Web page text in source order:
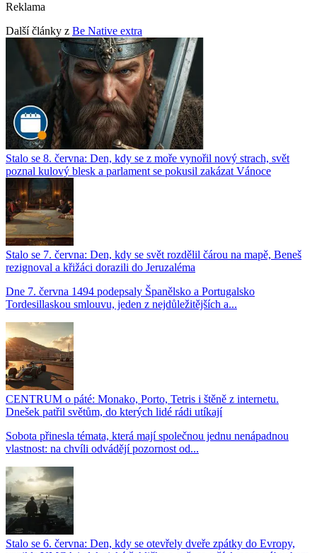
Reklama
Další články z Be Native extra
Stalo se 8. června: Den, kdy se z moře vynořil nový strach, svět
poznal kulový blesk a parlament se pokusil zakázat Vánoce
Stalo se 7. června: Den, kdy se svět rozdělil čárou na mapě, Beneš
rezignoval a křižáci dorazili do Jeruzaléma
Dne 7. června 1494 podepsaly Španělsko a Portugalsko
Tordesillaskou smlouvu, jeden z nejdůležitějších a...
CENTRUM o páté: Monako, Porto, Tetris i štěně z internetu.
Dnešek patřil světům, do kterých lidé rádi utíkají
Sobota přinesla témata, která mají společnou jednu nenápadnou
vlastnost: na chvíli odvádějí pozornost od...
Stalo se 6. června: Den, kdy se otevřely dveře zpátky do Evropy,